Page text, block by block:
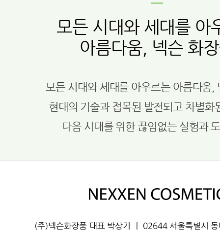
모든 시대와 세대를 아
아름다움, 넥슨 화
모든 시대와 세대를 아우르는 아름다움,
현대의 기술과 접목된 발전되고 차별화
다음 시대를 위한 끊임없는 실험과
(주)넥슨화장품 대표 박상기
02644 서울특별시